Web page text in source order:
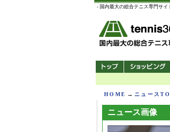
- 国内最大の総合テニス専門サ
HOME → ニュース
ニュース画像